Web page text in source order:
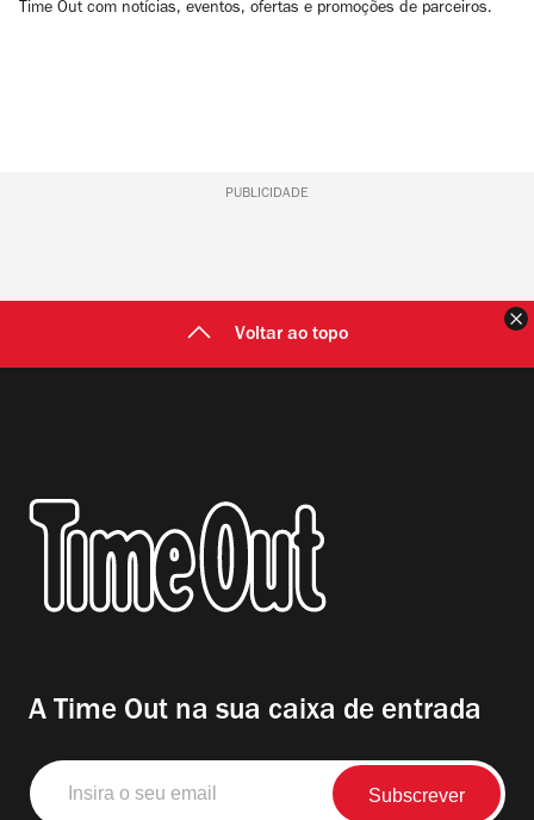
Time Out com notícias, eventos, ofertas e promoções de parceiros.
PUBLICIDADE
Voltar ao topo
A Time Out na sua caixa de entrada
Insira
o